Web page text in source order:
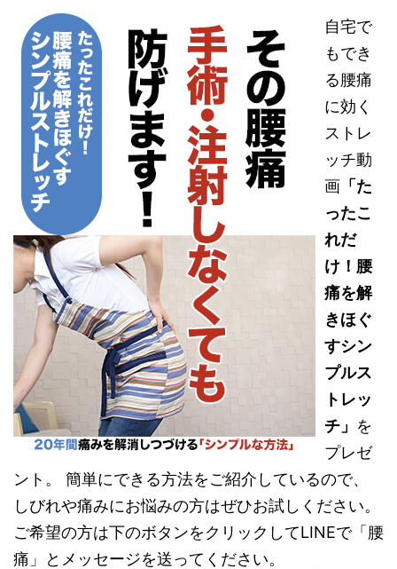
自宅で
もでき
る腰痛
に効く
ストレ
ッチ動
画 「た
ったこ
れだ
け！腰
痛を解
きほぐ
すシン
プルス
トレッ
チ」 を
プレゼ
ント。 簡単にできる方法をご紹介しているので、
しびれや痛みにお悩みの方はぜひお試しください。
ご希望の方は下のボタンをクリックしてLINEで「腰
痛」とメッセージを送ってください。